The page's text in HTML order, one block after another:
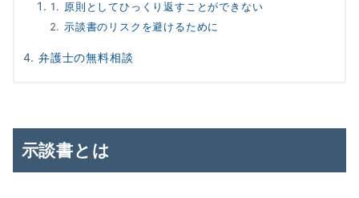
原則としてひっくり返すことができない
示談書のリスクを避けるために
弁護士の無料相談
示談書とは